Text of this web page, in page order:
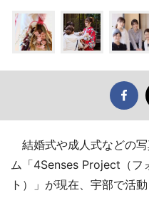
結婚式や成人式などの
ム「4Senses Project（フ
ト）」が現在、宇部で活動